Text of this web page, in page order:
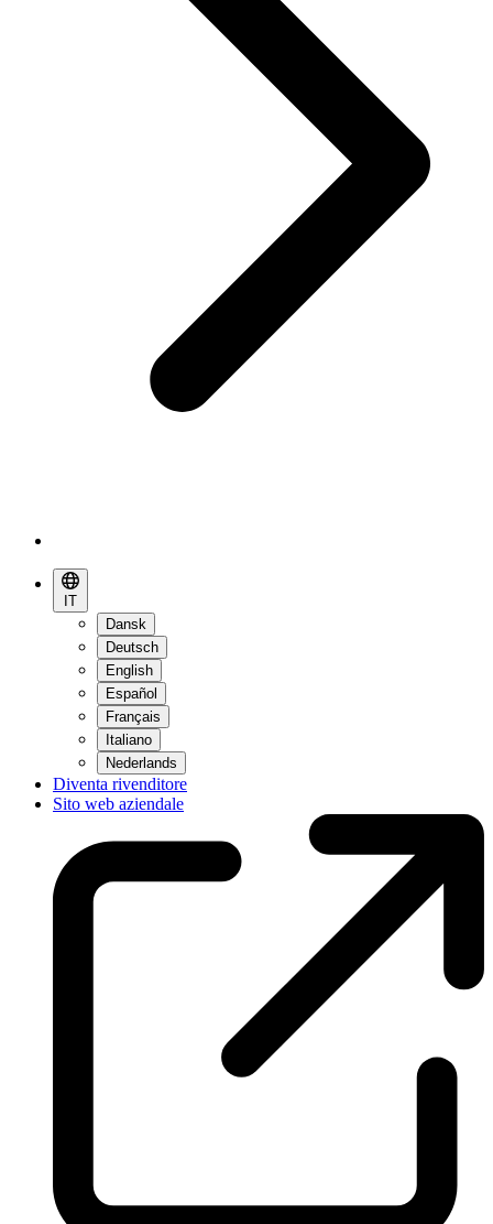
IT
Dansk
Deutsch
English
Español
Français
Italiano
Nederlands
Diventa rivenditore
Sito web aziendale